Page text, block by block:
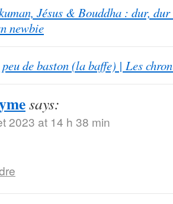
Jésus & Bouddha : dur,
newbie
de baston (la baffe) | Les
says:
2023 at 14 h 38 min